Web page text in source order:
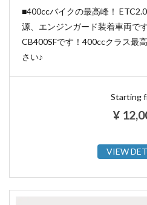
■400ccバイクの最高峰！
源、エンジンガード装着車両で
CB400SFです！400ccクラス最
さい♪
Starting
¥
VIEW